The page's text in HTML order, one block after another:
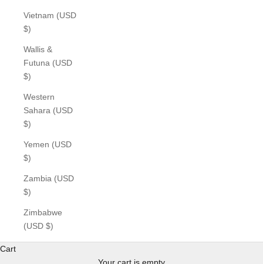
Vietnam (USD
$)
Wallis &
Futuna (USD
$)
Western
Sahara (USD
$)
Yemen (USD
$)
Zambia (USD
$)
Zimbabwe
(USD $)
Cart
Your cart is empty